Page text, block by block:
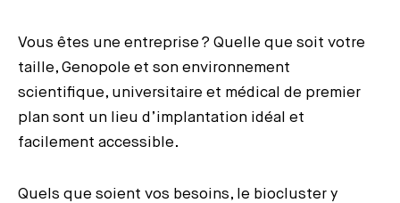
Vous êtes une entreprise ? Quelle que soit votre
taille, Genopole et son environnement
scientifique, universitaire et médical de premier
plan sont un lieu d’implantation idéal et
facilement accessible.
Quels que soient vos besoins, le biocluster y